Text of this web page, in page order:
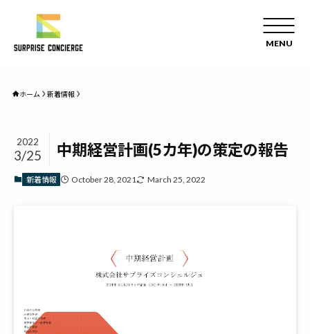
ホーム 新着情報
中期経営計画(5カ年)の策定の報告
2022
3/25
新着情報 October 28, 2021 March 25, 2022